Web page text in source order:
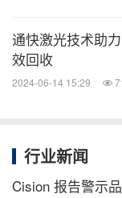
通快激光技术助
效回收
2024-06-14 15:29
行业新闻
Cision 报告警示